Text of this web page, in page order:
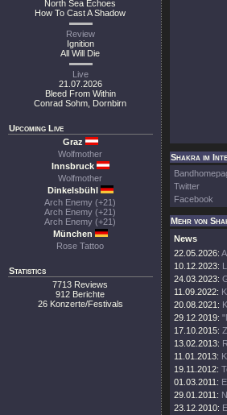
North Sea Echoes
How To Cast A Shadow
Review
Ignition
All Will Die
Live
21.07.2026
Bleed From Within
Conrad Sohm, Dornbirn
Upcoming Live
Graz
Wolfmother
Innsbruck
Wolfmother
Dinkelsbühl
Arch Enemy (+21)
Arch Enemy (+21)
Arch Enemy (+21)
München
Rose Tattoo
Statistics
7713 Reviews
912 Berichte
26 Konzerte/Festivals
Shakra im
Twitter
Facebook
Mehr von
News
22.05.2026:
10.12.2023:
24.03.2023:
11.09.2022:
20.08.2021:
29.12.2019:
17.10.2015:
13.02.2013:
11.01.2013:
19.11.2012:
01.03.2011:
29.01.2011:
23.12.2010: